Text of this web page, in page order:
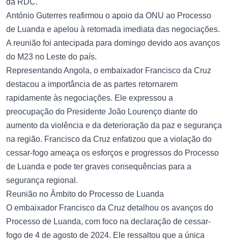
da RDC.
António Guterres reafirmou o apoio da ONU ao Processo
de Luanda e apelou à retomada imediata das negociações.
A reunião foi antecipada para domingo devido aos avanços
do M23 no Leste do país.
Representando Angola, o embaixador Francisco da Cruz
destacou a importância de as partes retornarem
rapidamente às negociações. Ele expressou a
preocupação do Presidente João Lourenço diante do
aumento da violência e da deterioração da paz e segurança
na região. Francisco da Cruz enfatizou que a violação do
cessar-fogo ameaça os esforços e progressos do Processo
de Luanda e pode ter graves consequências para a
segurança regional.
Reunião no Âmbito do Processo de Luanda
O embaixador Francisco da Cruz detalhou os avanços do
Processo de Luanda, com foco na declaração de cessar-
fogo de 4 de agosto de 2024. Ele ressaltou que a única